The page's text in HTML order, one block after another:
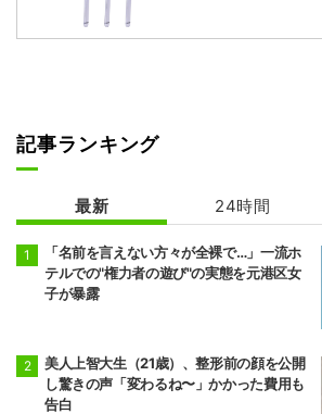
記事ランキング
最新 24時間
「名前を言えない方々が全裸で…」一流ホ
テルでの"権力者の遊び"の実態を元港区女
子が暴露
美人上智大生（21歳）、整形前の顔を公開
し驚きの声「変わるね〜」かかった費用も
告白